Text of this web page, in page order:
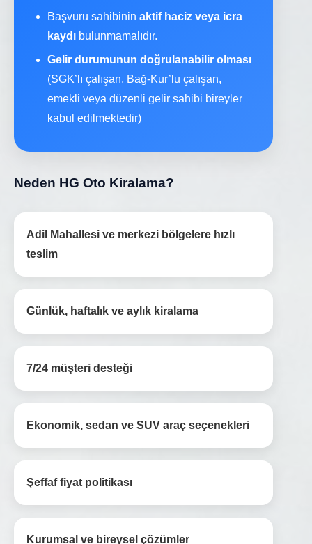
Başvuru sahibinin aktif haciz veya icra
kaydı bulunmamalıdır.
Gelir durumunun doğrulanabilir olması
(SGK’lı çalışan, Bağ-Kur’lu çalışan,
emekli veya düzenli gelir sahibi bireyler
kabul edilmektedir)
Neden HG Oto Kiralama?
Adil Mahallesi ve merkezi bölgelere hızlı
teslim
Günlük, haftalık ve aylık kiralama
7/24 müşteri desteği
Ekonomik, sedan ve SUV araç seçenekleri
Şeffaf fiyat politikası
Kurumsal ve bireysel çözümler